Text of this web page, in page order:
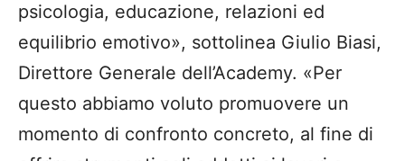
psicologia, educazione, relazioni ed
equilibrio emotivo», sottolinea Giulio Biasi,
Direttore Generale dell’Academy. «Per
questo abbiamo voluto promuovere un
momento di confronto concreto, al fine di